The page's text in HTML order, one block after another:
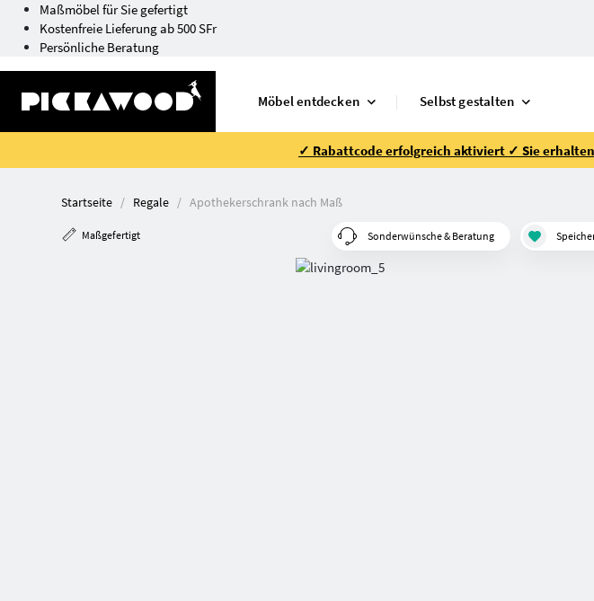
Maßmöbel für Sie gefertigt
Kostenfreie Lieferung ab 500 SFr
Persönliche Beratung
Möbel entdecken Selbst gestalten
✓ Rabattcode erfolgreich aktiviert ✓ Sie
Startseite Regale Apothekerschrank nach Maß
Maßgefertigt Sonderwünsche & Beratung